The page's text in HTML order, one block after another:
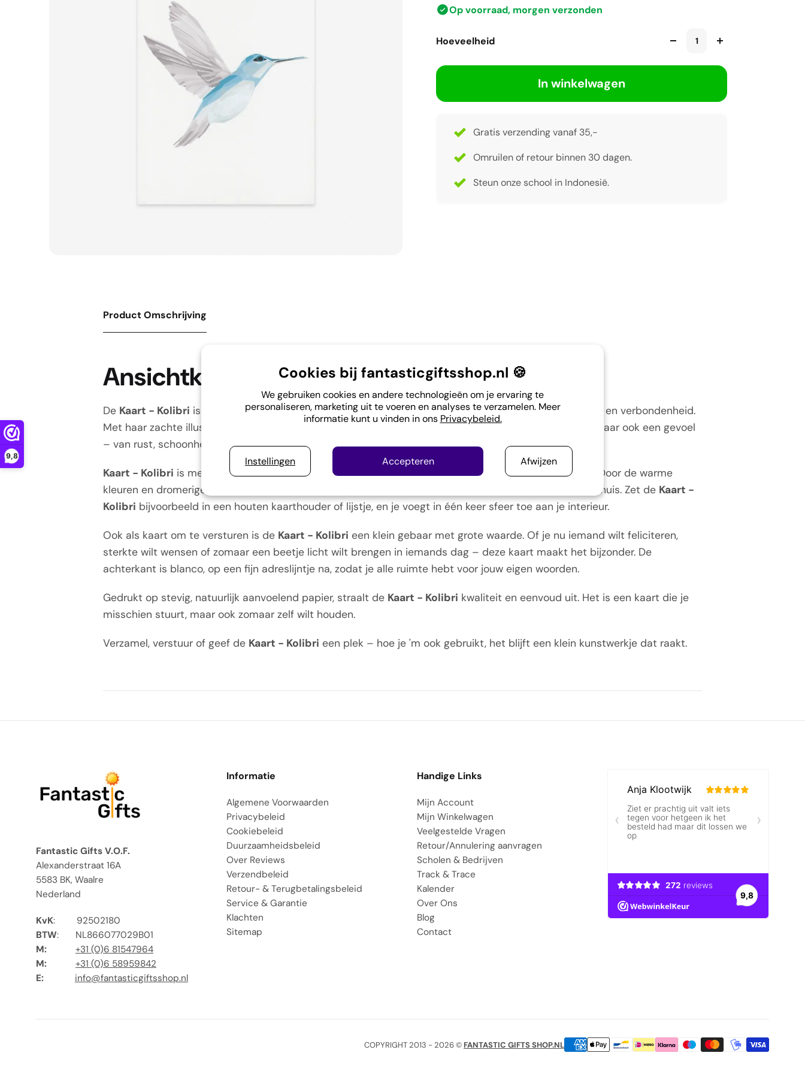
9,8
Cookies bij fantasticgiftsshop.nl 🍪
We gebruiken cookies en andere technologieën om je ervaring te
personaliseren, marketing uit te voeren en analyses te verzamelen. Meer
informatie kunt u vinden in ons Privacybeleid.
Instellingen Accepteren Afwijzen
Op voorraad, morgen verzonden
Hoeveelheid
In winkelwagen
Gratis verzending vanaf 35,-
Omruilen of retour binnen 30 dagen.
Steun onze school in Indonesië.
Product Omschrijving
Ansichtkaart - Kaart - Kolibri
De Kaart - Kolibri is meer dan zomaar een kaart. Het is een kleine, tastbare uiting van aandacht, liefde en verbondenheid.
Met haar zachte illustratie in antroposofische stijl brengt deze kaart niet alleen een boodschap over, maar ook een gevoel
– van rust, schoonheid en tijdloosheid.
Kaart - Kolibri is met zorg ontworpen, geïnspireerd op de seizoenen, de natuur en het innerlijke leven. Door de warme
kleuren en dromerige details sluit de kaart prachtig aan bij een seizoenstafel of een sfeervol hoekje in huis. Zet de Kaart -
Kolibri bijvoorbeeld in een houten kaarthouder of lijstje, en je voegt in één keer sfeer toe aan je interieur.
Ook als kaart om te versturen is de Kaart - Kolibri een klein gebaar met grote waarde. Of je nu iemand wilt feliciteren,
sterkte wilt wensen of zomaar een beetje licht wilt brengen in iemands dag – deze kaart maakt het bijzonder. De
achterkant is blanco, op een fijn adreslijntje na, zodat je alle ruimte hebt voor jouw eigen woorden.
Gedrukt op stevig, natuurlijk aanvoelend papier, straalt de Kaart - Kolibri kwaliteit en eenvoud uit. Het is een kaart die je
misschien stuurt, maar ook zomaar zelf wilt houden.
Verzamel, verstuur of geef de Kaart - Kolibri een plek – hoe je 'm ook gebruikt, het blijft een klein kunstwerkje dat raakt.
Fantastic Gifts V.O.F.
Alexanderstraat 16A
5583 BK, Waalre
Nederland
KvK:
92502180
BTW:
NL866077029B01
M: +31 (0)6 81547964
M: +31 (0)6 58959842
E: info@fantasticgiftsshop.nl
Informatie
Algemene Voorwaarden
Privacybeleid
Cookiebeleid
Duurzaamheidsbeleid
Over Reviews
Verzendbeleid
Retour- & Terugbetalingsbeleid
Service & Garantie
Klachten
Sitemap
Handige Links
Mijn Account
Mijn Winkelwagen
Veelgestelde Vragen
Retour/Annulering aanvragen
Scholen & Bedrijven
Track & Trace
Kalender
Over Ons
Blog
Contact
COPYRIGHT 2013 - 2026 © FANTASTIC GIFTS SHOP.NL